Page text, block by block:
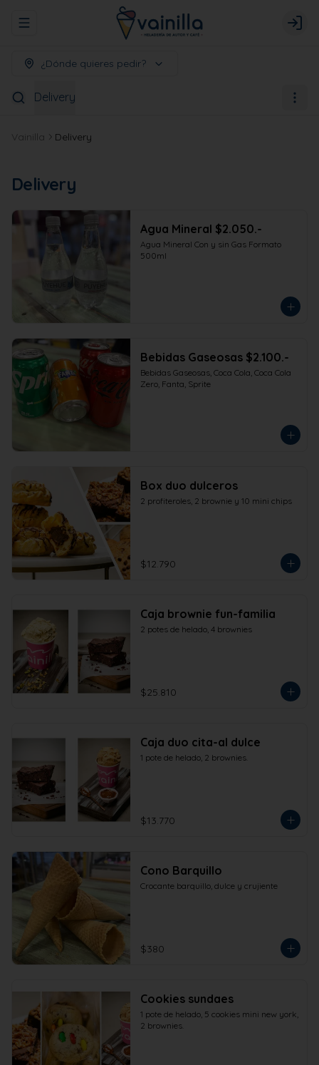
Abrir menu de navegación Login
¿Dónde quieres pedir?
Delivery
Vainilla Delivery
Delivery
Agua Mineral $2.050.-
Agua Mineral Con y sin Gas Formato
500ml
Bebidas Gaseosas $2.100.-
Bebidas Gaseosas, Coca Cola, Coca Cola
Zero, Fanta, Sprite
Box duo dulceros
2 profiteroles, 2 brownie y 10 mini chips
$12.790
Caja brownie fun-familia
2 potes de helado, 4 brownies
$25.810
Caja duo cita-al dulce
1 pote de helado, 2 brownies.
$13.770
Cono Barquillo
Crocante barquillo, dulce y crujiente
$380
Cookies sundaes
1 pote de helado, 5 cookies mini new york,
2 brownies.